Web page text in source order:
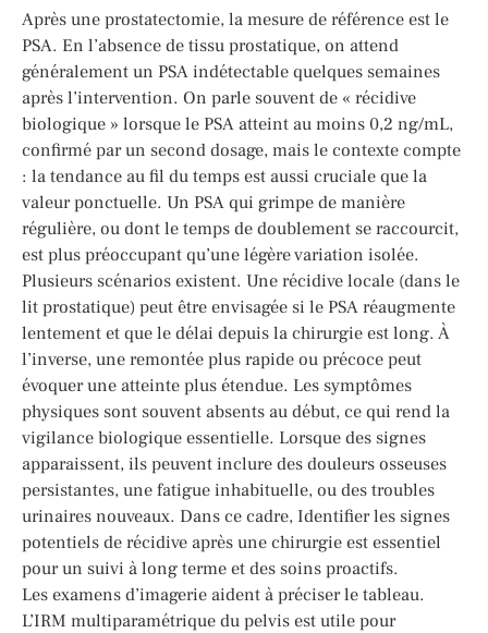
Après une prostatectomie, la mesure de référence est le
PSA. En l’absence de tissu prostatique, on attend
généralement un PSA indétectable quelques semaines
après l’intervention. On parle souvent de « récidive
biologique » lorsque le PSA atteint au moins 0,2 ng/mL,
confirmé par un second dosage, mais le contexte compte
: la tendance au fil du temps est aussi cruciale que la
valeur ponctuelle. Un PSA qui grimpe de manière
régulière, ou dont le temps de doublement se raccourcit,
est plus préoccupant qu’une légère variation isolée.
Plusieurs scénarios existent. Une récidive locale (dans le
lit prostatique) peut être envisagée si le PSA réaugmente
lentement et que le délai depuis la chirurgie est long. À
l’inverse, une remontée plus rapide ou précoce peut
évoquer une atteinte plus étendue. Les symptômes
physiques sont souvent absents au début, ce qui rend la
vigilance biologique essentielle. Lorsque des signes
apparaissent, ils peuvent inclure des douleurs osseuses
persistantes, une fatigue inhabituelle, ou des troubles
urinaires nouveaux. Dans ce cadre, Identifier les signes
potentiels de récidive après une chirurgie est essentiel
pour un suivi à long terme et des soins proactifs.
Les examens d’imagerie aident à préciser le tableau.
L’IRM multiparamétrique du pelvis est utile pour